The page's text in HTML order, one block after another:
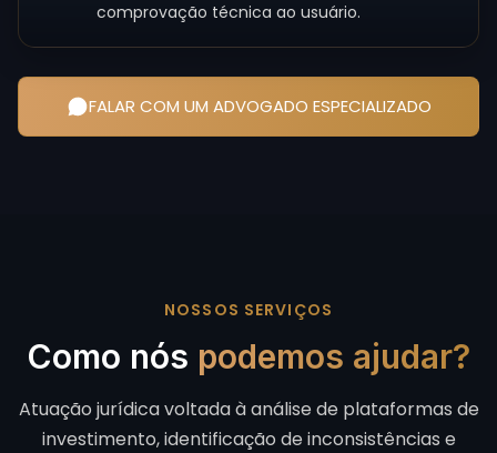
comprovação técnica ao usuário.
FALAR COM UM ADVOGADO ESPECIALIZADO
NOSSOS SERVIÇOS
Como nós podemos ajudar?
Atuação jurídica voltada à análise de plataformas de
investimento, identificação de inconsistências e